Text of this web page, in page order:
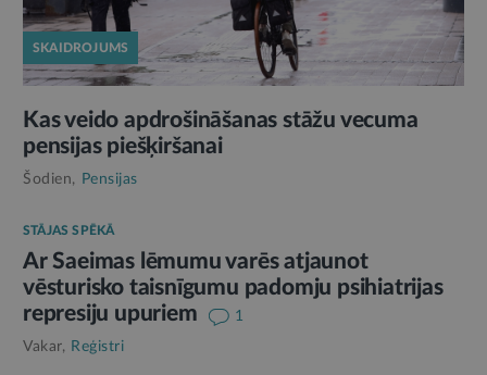
SKAIDROJUMS
Kas veido apdrošināšanas stāžu vecuma
pensijas piešķiršanai
Šodien, Pensijas
STĀJAS SPĒKĀ
Ar Saeimas lēmumu varēs atjaunot
vēsturisko taisnīgumu padomju psihiatrijas
represiju upuriem
1
Vakar, Reģistri